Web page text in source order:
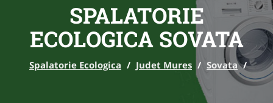
SPALATORIE
ECOLOGICA SOVATA
Spalatorie Ecologica / Judet Mures / Sovata /